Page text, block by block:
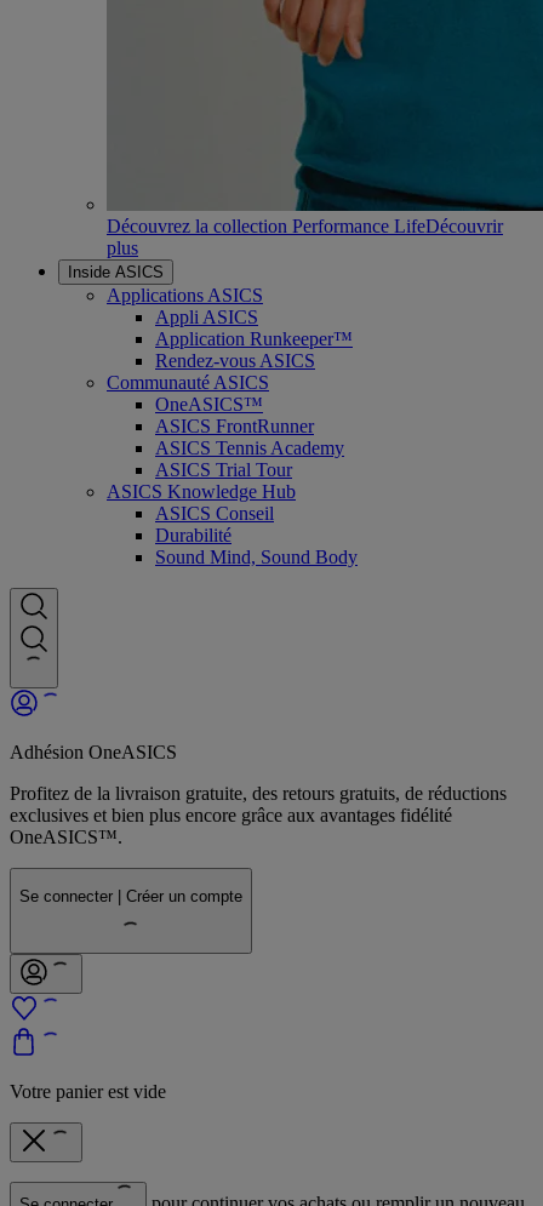
Découvrez la collection Performance LifeDécouvrir
plus
Inside ASICS
Applications ASICS
Appli ASICS
Application Runkeeper™
Rendez-vous ASICS
Communauté ASICS
OneASICS™
ASICS FrontRunner
ASICS Tennis Academy
ASICS Trial Tour
ASICS Knowledge Hub
ASICS Conseil
Durabilité
Sound Mind, Sound Body
Adhésion OneASICS
Profitez de la livraison gratuite, des retours gratuits, de réductions
exclusives et bien plus encore grâce aux avantages fidélité
OneASICS™.
Se connecter | Créer un compte
Votre panier est vide